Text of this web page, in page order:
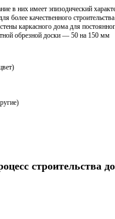
в них имеет эпизодический
более качественного
каркасного дома для
обрезной доски — 50 на 150 мм
строительства